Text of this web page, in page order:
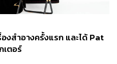
งสำอางครั้งแรก และได้ Pat
เตอร์